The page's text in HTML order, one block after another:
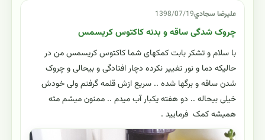
عليرضا سجادي1398/07/19
چروک شدگی ساقه و بدنه کاکتوس کریسمس
با سلام و تشکر بابت کمکهای شما کاکتوس کریسمس من در
حالیکه دما و نور تغییر نکرده دچار افتادگی و بیحالی و چروک
شدن ساقه و برگها شده ‌.. سریع ازش قلمه گرفتم ولی خودش
خیلی بیحاله .. دو هفته یکبار آب میدم .. ممنون میشم مثه
همیشه کمک فرمایید .